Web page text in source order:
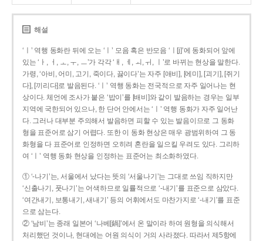
해설
‘ㅣ’ 역행 동화란 뒤에 오는 ‘ㅣ’ 모음 혹은 반모음 ‘ㅣ[j]’에 동화되어 앞에
있는 ‘ㅏ, ㅓ, ㅗ, ㅜ, ㅡ’가 각각 ‘ㅐ, ㅔ, ㅚ, ㅟ, ㅣ’로 바뀌는 현상을 말한다.
가령, ‘아비, 어미, 고기, 죽이다, 끓이다’는 자주 [애비], [에미], [괴기], [쥐기
다], [끼리다]로 발음된다. ‘ㅣ’ 역행 동화는 전국적으로 자주 일어나는 현
상이다. 체언에 조사가 붙은 ‘밥이’를 [배비]와 같이 발음하는 경우는 일부
지역에 국한되어 있으나, 한 단어 안에서는 ‘ㅣ’ 역행 동화가 자주 일어난
다. 그러나 대부분 주의해서 발음하면 피할 수 있는 발음이므로 그 동화
형을 표준어로 삼기 어렵다. 또한 이 동화 현상은 매우 광범위하여 그 동
화형을 다 표준어로 인정하면 오히려 혼란을 일으킬 우려도 있다. 그리하
여 ‘ㅣ’ 역행 동화 현상을 인정하는 표준어는 최소화하였다.
① ‘-나기’는, 서울에서 났다는 뜻의 ‘서울나기’는 그대로 쓰임 직하지만
‘신출나기, 풋나기’는 어색하므로 일률적으로 ‘-내기’를 표준으로 삼았다.
‘여간내기, 보통내기, 새내기’ 등의 어휘에서도 마찬가지로 ‘-내기’를 표준
으로 삼는다.
② ‘남비’는 종래 일본어 ‘나베[鍋]’에서 온 말이라 하여 원형을 의식해서
처리했던 것이나, 현대에는 어원 의식이 거의 사라졌다. 따라서 제5항에